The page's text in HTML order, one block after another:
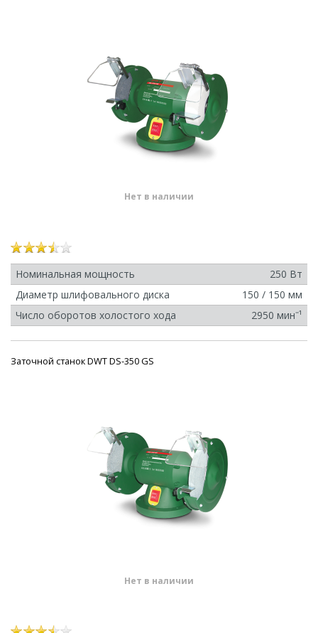
Нет в наличии
Номинальная мощность
250 Вт
Диаметр шлифовального диска
150 / 150 мм
Число оборотов холостого хода
2950 минˉ¹
Заточной станок DWT DS-350 GS
Нет в наличии